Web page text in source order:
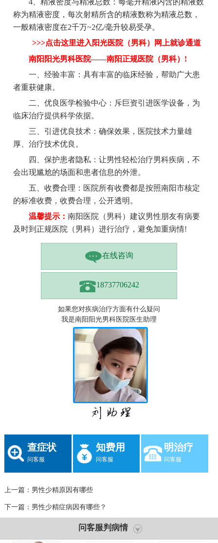
4、精液密度与精液总数：每毫升精液内含的精液数
称为精液密度，每次射精所含的精液数称为精液总数，
一般精液密度在2千万~2亿/毫升较易受孕。
>>>点击这里进入阳光医院（男科）网上就诊通道
南阳阳光男科医院——南阳正规医院（男科）!
一、经验丰富：具有丰富的临床经验，帮助广大患
者重获健康。
二、优良医学检验中心：斥巨资引进医学设备，为
临床治疗提供科学依据。
三、引进优良技术：确保效果，医院技术力量雄
厚、治疗技术优良。
四、保护患者隐私：让男性轻松治疗男科疾病，不
会出现尴尬的场面和患者信息的外泄。
五、收费合理：医院所有收费都是按照南阳市核定
的标准收费，收费合理，公开透明。
温馨提示： 南阳医院（男科）建议男性朋友有病要
及时到正规医院（男科）进行治疗，避免加重病情!
在线咨询
18737706242
如果您对疾病治疗方面有什么疑问
我是南阳阳光男科医院医生助理
查症状
问客服
知费用
问客服
明治疗
问客服
上一篇： 男性少精原因有哪些
下一篇： 男性少精症病因有哪些？
问客服判病情